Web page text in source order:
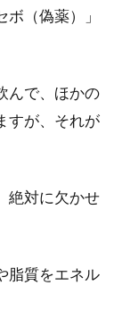
は逆効果！食
い？
しまうのでは？と
。しかし、痩せた
？
（偽薬）」
んで、ほかの
すが、それが
絶対に欠かせ
脂質をエネル